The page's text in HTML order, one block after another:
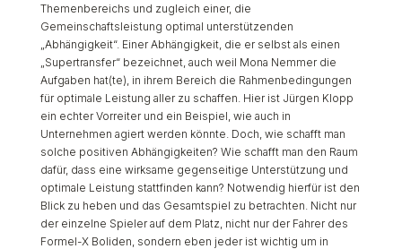
Themenbereichs und zugleich einer, die
Gemeinschaftsleistung optimal unterstützenden
„Abhängigkeit“. Einer Abhängigkeit, die er selbst als einen
„Supertransfer“ bezeichnet, auch weil Mona Nemmer die
Aufgaben hat(te), in ihrem Bereich die Rahmenbedingungen
für optimale Leistung aller zu schaffen. Hier ist Jürgen Klopp
ein echter Vorreiter und ein Beispiel, wie auch in
Unternehmen agiert werden könnte. Doch, wie schafft man
solche positiven Abhängigkeiten? Wie schafft man den Raum
dafür, dass eine wirksame gegenseitige Unterstützung und
optimale Leistung stattfinden kann? Notwendig hierfür ist den
Blick zu heben und das Gesamtspiel zu betrachten. Nicht nur
der einzelne Spieler auf dem Platz, nicht nur der Fahrer des
Formel-X Boliden, sondern eben jeder ist wichtig um in